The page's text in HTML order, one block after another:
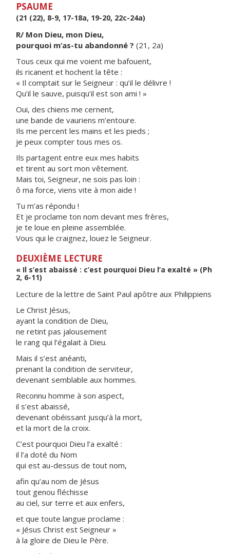
PSAUME
(21 (22), 8-9, 17-18a, 19-20, 22c-24a)
R/ Mon Dieu, mon Dieu,
pourquoi m’as-tu abandonné ? (21, 2a)
Tous ceux qui me voient me bafouent,
ils ricanent et hochent la tête :
« Il comptait sur le Seigneur : qu’il le délivre !
Qu’il le sauve, puisqu’il est son ami ! »
Oui, des chiens me cernent,
une bande de vauriens m’entoure.
Ils me percent les mains et les pieds ;
je peux compter tous mes os.
Ils partagent entre eux mes habits
et tirent au sort mon vêtement.
Mais toi, Seigneur, ne sois pas loin :
ô ma force, viens vite à mon aide !
Tu m’as répondu !
Et je proclame ton nom devant mes frères,
je te loue en pleine assemblée.
Vous qui le craignez, louez le Seigneur.
DEUXIÈME LECTURE
« Il s’est abaissé : c’est pourquoi Dieu l’a exalté » (Ph
2, 6-11)
Lecture de la lettre de Saint Paul apôtre aux Philippiens
Le Christ Jésus,
ayant la condition de Dieu,
ne retint pas jalousement
le rang qui l’égalait à Dieu.
Mais il s’est anéanti,
prenant la condition de serviteur,
devenant semblable aux hommes.
Reconnu homme à son aspect,
il s’est abaissé,
devenant obéissant jusqu’à la mort,
et la mort de la croix.
C’est pourquoi Dieu l’a exalté :
il l’a doté du Nom
qui est au-dessus de tout nom,
afin qu’au nom de Jésus
tout genou fléchisse
au ciel, sur terre et aux enfers,
et que toute langue proclame :
« Jésus Christ est Seigneur »
à la gloire de Dieu le Père.